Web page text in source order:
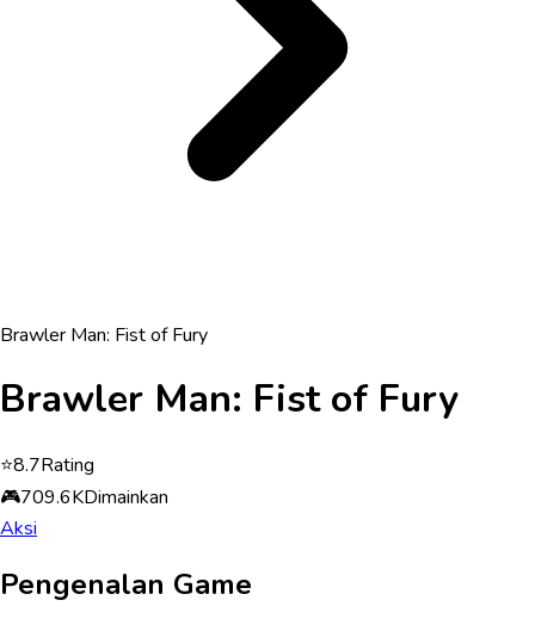
Brawler Man: Fist of Fury
Brawler Man: Fist of Fury
⭐8.7Rating
🎮709.6KDimainkan
Aksi
Pengenalan Game